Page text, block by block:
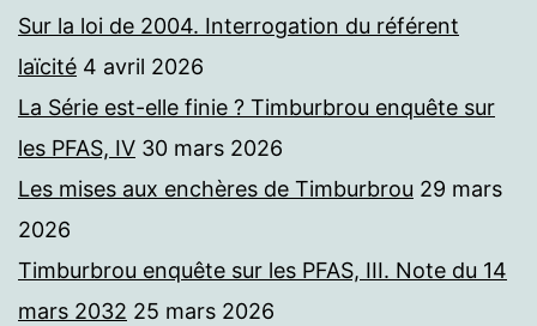
Sur la loi de 2004. Interrogation du référent
laïcité 4 avril 2026
La Série est-elle finie ? Timburbrou enquête sur
les PFAS, IV 30 mars 2026
Les mises aux enchères de Timburbrou 29 mars
2026
Timburbrou enquête sur les PFAS, III. Note du 14
mars 2032 25 mars 2026